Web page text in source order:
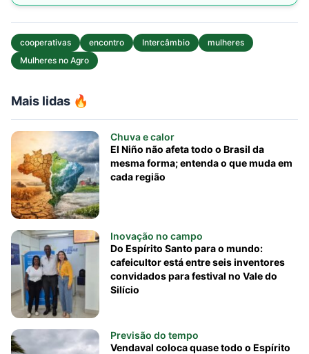
Mais lidas 🔥
Chuva e calor
El Niño não afeta todo o Brasil da
mesma forma; entenda o que muda em
cada região
Inovação no campo
Do Espírito Santo para o mundo:
cafeicultor está entre seis inventores
convidados para festival no Vale do
Silício
Previsão do tempo
Vendaval coloca quase todo o Espírito
cooperativas encontro Intercâmbio
mulheres
Mulheres no Agro